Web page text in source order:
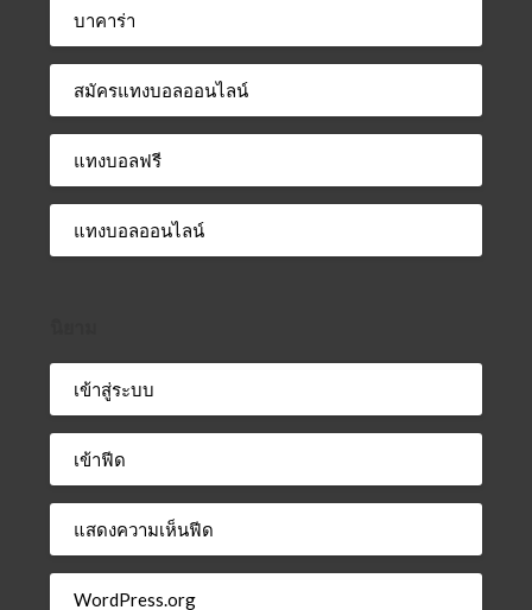
บาคาร่า
สมัครแทงบอลออนไลน์
แทงบอลฟรี
แทงบอลออนไลน์
เข้าสู่ระบบ
เข้าฟีด
แสดงความเห็นฟีด
WordPress.org